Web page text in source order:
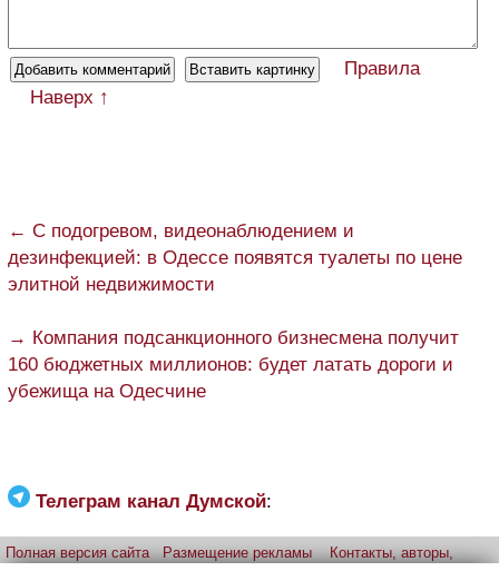
Правила
Наверх ↑
← С подогревом, видеонаблюдением и
дезинфекцией: в Одессе появятся туалеты по цене
элитной недвижимости
→ Компания подсанкционного бизнесмена получит
160 бюджетных миллионов: будет латать дороги и
убежища на Одесчине
Телеграм канал Думской:
Полная версия сайта Размещение рекламы Контакты, авторы,